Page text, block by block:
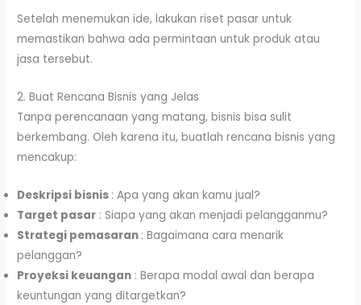
Setelah menemukan ide, lakukan riset pasar untuk
memastikan bahwa ada permintaan untuk produk atau
jasa tersebut.
2. Buat Rencana Bisnis yang Jelas
Tanpa perencanaan yang matang, bisnis bisa sulit
berkembang. Oleh karena itu, buatlah rencana bisnis yang
mencakup:
Deskripsi bisnis : Apa yang akan kamu jual?
Target pasar : Siapa yang akan menjadi pelangganmu?
Strategi pemasaran : Bagaimana cara menarik
pelanggan?
Proyeksi keuangan : Berapa modal awal dan berapa
keuntungan yang ditargetkan?